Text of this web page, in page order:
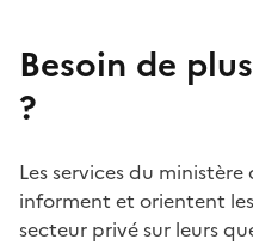
Besoin de
?
Les services du
informent et orientent
secteur privé sur leurs